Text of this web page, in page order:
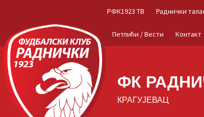
content
РФК1923 ТВ Раднички
Петлићи / Вести Контакт
ФК
КРАГУЈЕВАЦ